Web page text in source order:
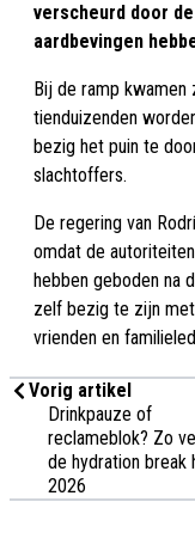
verscheurd door
aardbevingen
Bij de ramp kwamen
tienduizenden
bezig het puin te
slachtoffers.
De regering van
omdat de
hebben geboden na
zelf bezig te zijn
vrienden en
Vorig artikel
Drinkpauze of
reclameblok? Zo
de hydration break
2026